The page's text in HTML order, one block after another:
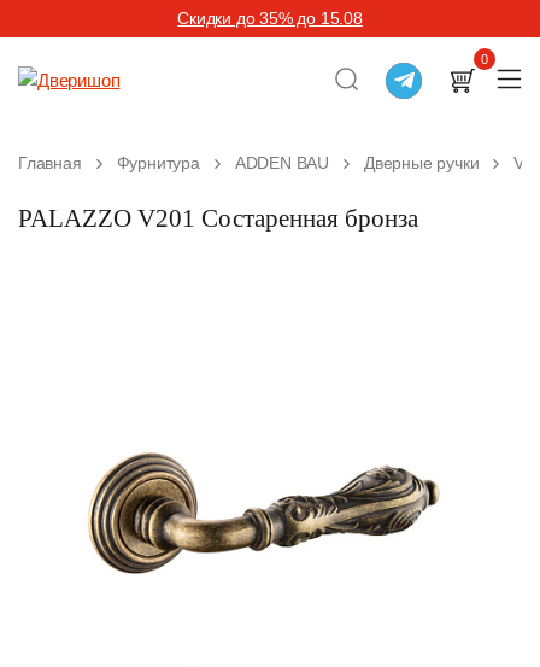
Скидки до 35% до 15.08
0
Главная Фурнитура ADDEN BAU Дверные ручки
PALAZZO V201 Состаренная бронза